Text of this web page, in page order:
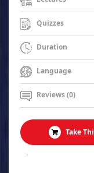
Quizzes
Duration
Language
Reviews (0)
Take
.